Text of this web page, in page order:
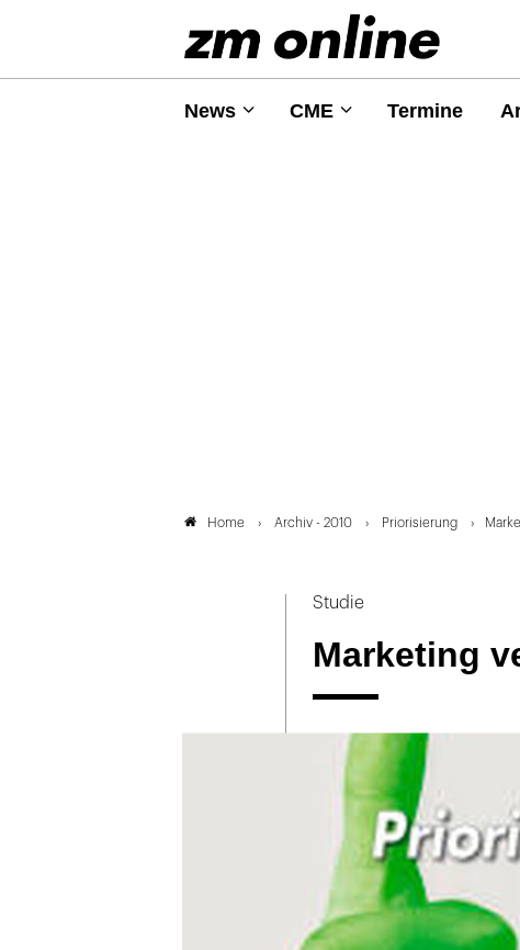
News CME Termine
Home Archiv - 2010 Priorisierung
Studie
Marketing